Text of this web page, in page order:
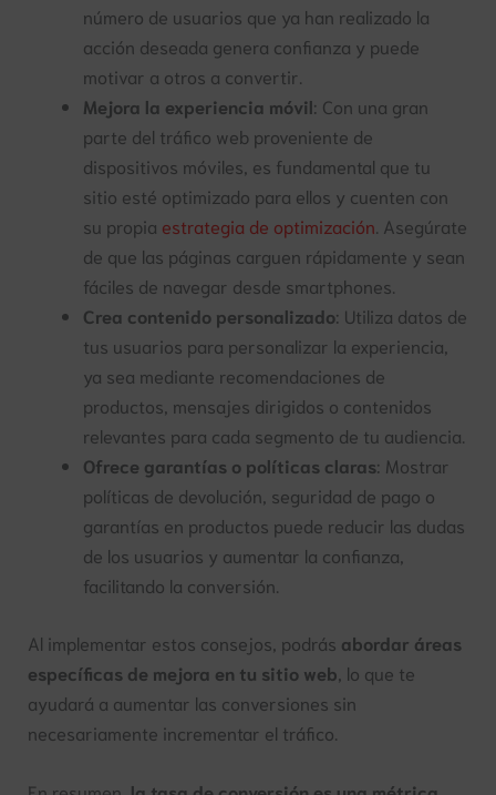
número de usuarios que ya han realizado la
acción deseada genera confianza y puede
motivar a otros a convertir.
Mejora la experiencia móvil: Con una gran
parte del tráfico web proveniente de
dispositivos móviles, es fundamental que tu
sitio esté optimizado para ellos y cuenten con
su propia estrategia de optimización. Asegúrate
de que las páginas carguen rápidamente y sean
fáciles de navegar desde smartphones.
Crea contenido personalizado: Utiliza datos de
tus usuarios para personalizar la experiencia,
ya sea mediante recomendaciones de
productos, mensajes dirigidos o contenidos
relevantes para cada segmento de tu audiencia.
Ofrece garantías o políticas claras: Mostrar
políticas de devolución, seguridad de pago o
garantías en productos puede reducir las dudas
de los usuarios y aumentar la confianza,
facilitando la conversión.
Al implementar estos consejos, podrás abordar áreas
específicas de mejora en tu sitio web , lo que te
ayudará a aumentar las conversiones sin
necesariamente incrementar el tráfico.